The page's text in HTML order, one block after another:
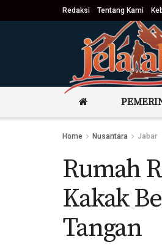
Redaksi Tentang Kami
Home Nusantara Jabar
Rumah
Kakak
Tangan